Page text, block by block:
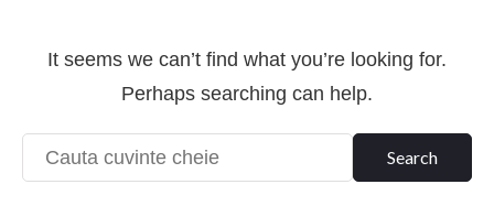
It seems we can’t find what you’re looking for.
Perhaps searching can help.